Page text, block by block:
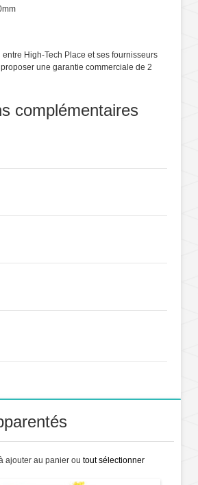
High-Tech Place et ses fournisseurs
une garantie commerciale de 2
complémentaires
ajouter au panier ou tout sélectionner